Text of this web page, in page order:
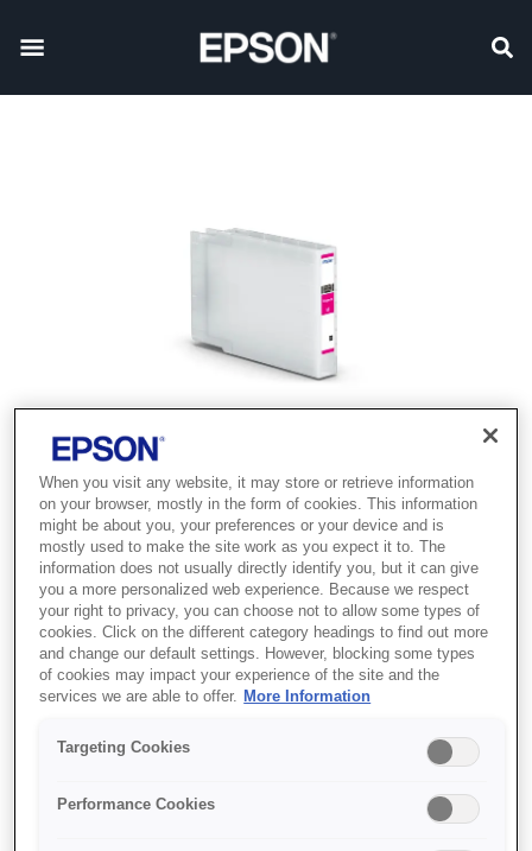
SKU : C13T04A34N
Ink Cartridge XXL
Magenta
When you visit any website, it may store or retrieve information
on your browser, mostly in the form of cookies. This information
might be about you, your preferences or your device and is
mostly used to make the site work as you expect it to. The
information does not usually directly identify you, but it can give
you a more personalized web experience. Because we respect
your right to privacy, you can choose not to allow some types of
cookies. Click on the different category headings to find out more
and change our default settings. However, blocking some types
of cookies may impact your experience of the site and the
services we are able to offer. More Information
Targeting Cookies
Performance Cookies